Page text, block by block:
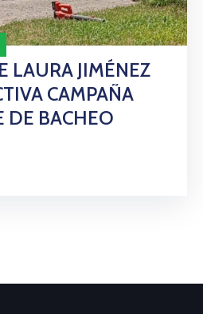
LAURA JIMÉNEZ
CAMPAÑA
DE BACHEO